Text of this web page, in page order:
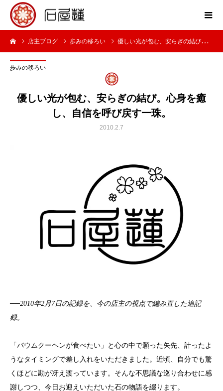
店主ブログ 歩みの移ろい 優しい光が包む、安らぎの結び。心身を癒し、自信を呼び戻す一珠。
歩みの移ろい
優しい光が包む、安らぎの結び。心身を癒
し、自信を呼び戻す一珠。
2010.2.7
──2010年2月7日の記録を、今の店主の視点で編み直した追記
録。
「バウムクーヘンが食べたい」と心の中で願った矢先、計ったよ
うなタイミングで差し入れをいただきました。近頃、自分でも驚
くほどに勘が冴え渡っています。そんな不思議な巡り合わせに感
謝しつつ、今日お迎えいただいた石の物語を綴ります。